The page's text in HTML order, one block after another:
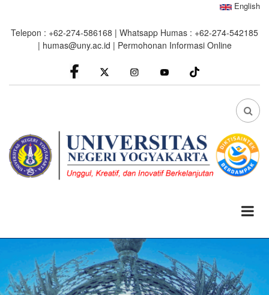
main
English
Telepon : +62-274-586168 | Whatsapp Humas : +62-274-542185
| humas@uny.ac.id | Permohonan Informasi Online
facebook
Instagram youtube
FA